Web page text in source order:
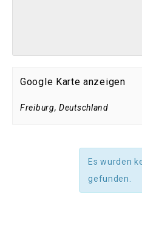
Google Karte anzeigen
Freiburg, Deutschland
Es wurden
gefunden.